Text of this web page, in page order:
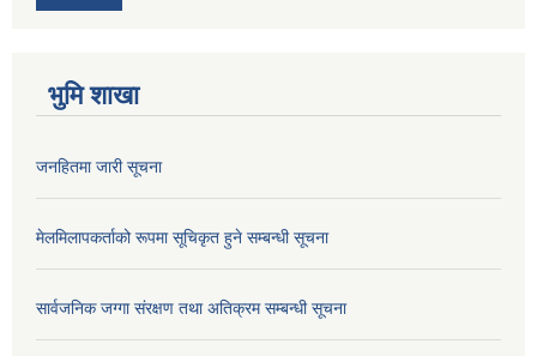
भुमि शाखा
जनहितमा जारी सूचना
मेलमिलापकर्ताको रूपमा सूचिकृत हुने सम्बन्धी सूचना
सार्वजनिक जग्गा संरक्षण तथा अतिक्रम सम्बन्धी सूचना